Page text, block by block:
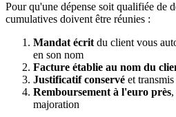
Pour qu'une dépense soit qualifiée de
cumulatives doivent être réunies :
Mandat écrit du client vous
en son nom
Facture établie au nom du
Justificatif conservé et
Remboursement à l'euro près
majoration